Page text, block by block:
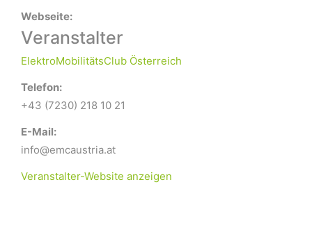
Webseite:
Veranstalter
ElektroMobilitätsClub Österreich
Telefon:
+43 (7230) 218 10 21
E-Mail:
info@emcaustria.at
Veranstalter-Website anzeigen